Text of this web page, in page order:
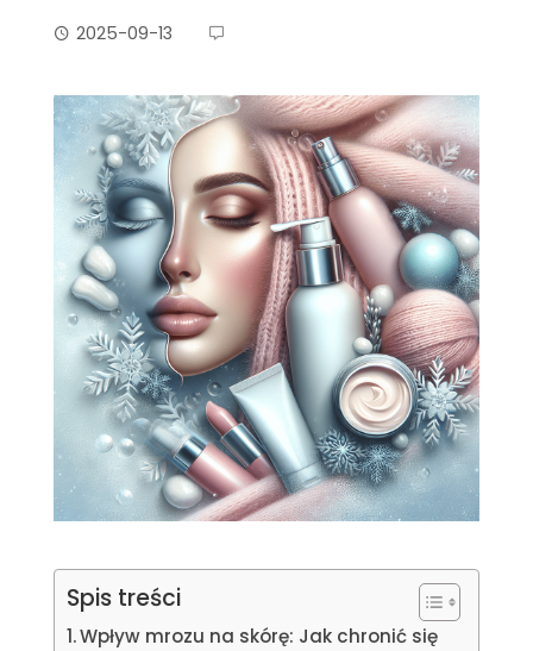
2025-09-13
Spis treści
Wpływ mrozu na skórę: Jak chronić się